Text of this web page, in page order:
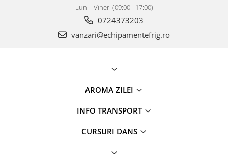
Luni - Vineri (09:00 - 17:00)
0724373203
vanzari@echipamentefrig.ro
AROMA ZILEI
INFO TRANSPORT
CURSURI DANS